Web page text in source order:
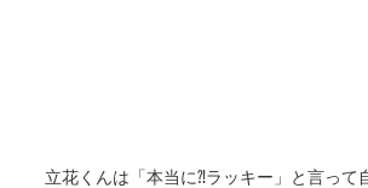
立花くんは「本当に⁈ラッキー」と言って